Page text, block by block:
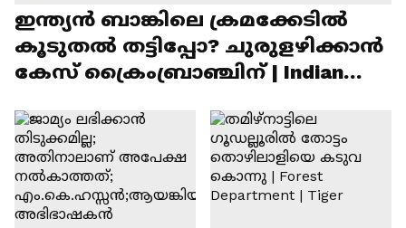
ഇന്ത്യൻ ബാങ്കിലെ ക്രമക്കേടിൽ
കൂടുതൽ തട്ടിപ്പോ? ചുരുളഴിക്കാൻ
കേസ് ക്രൈംബ്രാഞ്ചിന് | Indian